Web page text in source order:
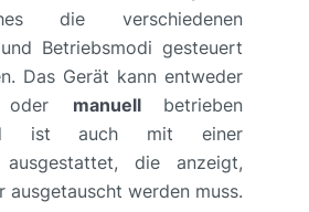
die verschiedenen
Betriebsmodi gesteuert
Das Gerät kann entweder
oder manuell betrieben
ist auch mit einer
ausgestattet, die anzeigt,
ausgetauscht werden muss.